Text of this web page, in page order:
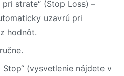
strate“ (Stop Loss) –
uzavrú pri
hodnôt.
Stop“ (vysvetlenie nájdete v